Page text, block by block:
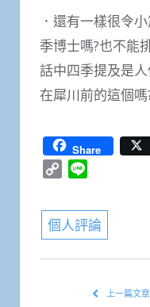
．還有一樣很令
季博士嗎?也不能
話中四季提及是
在犀川前的這個嗎
Share
Copy
個人評論
上一篇文章